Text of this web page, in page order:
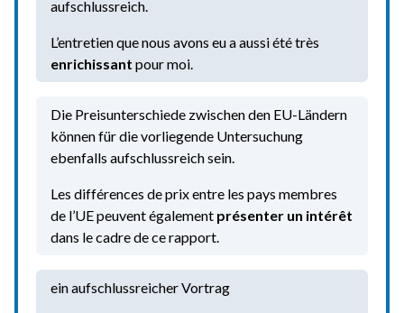
aufschlussreich.
L’entretien que nous avons eu a aussi été très
enrichissant pour moi.
Die Preisunterschiede zwischen den EU-Ländern
können für die vorliegende Untersuchung
ebenfalls aufschlussreich sein.
Les différences de prix entre les pays membres
de l’UE peuvent également présenter un intérêt
dans le cadre de ce rapport.
ein aufschlussreicher Vortrag